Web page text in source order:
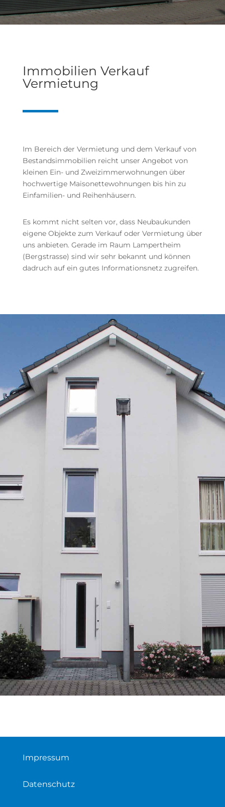
Immobilien Verkauf
Vermietung
Im Bereich der Vermietung und dem Verkauf von
Bestandsimmobilien reicht unser Angebot von
kleinen Ein- und Zweizimmerwohnungen über
hochwertige Maisonettewohnungen bis hin zu
Einfamilien- und Reihenhäusern.
Es kommt nicht selten vor, dass Neubaukunden
eigene Objekte zum Verkauf oder Vermietung über
uns anbieten. Gerade im Raum Lampertheim
(Bergstrasse) sind wir sehr bekannt und können
dadruch auf ein gutes Informationsnetz zugreifen.
Impressum
Datenschutz